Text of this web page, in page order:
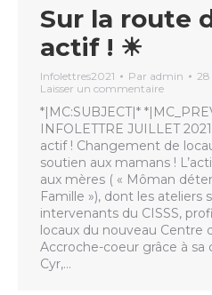
Sur la route
actif ! ☀
Infolettres2021 Par admin
Laisser un commentaire
*|MC:SUBJECT|*
INFOLETTRE JUILLET
actif ! Changement de
soutien aux mamans !
aux mères ( « Môman
Famille »), dont les ateliers
intervenants du CISSS,
locaux du nouveau Centre
Accroche-coeur grâce à sa
Cyr,…